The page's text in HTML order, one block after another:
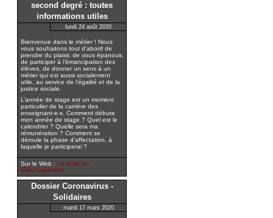
second degré : toutes
informations utiles
lundi 24 août 2020
Bienvenue dans le métier ! Nous
vous souhaitons tout d’abord de
prendre du plaisir, de vous épanouir,
de participer à l’émancipation des
élèves, de donner un sens à un
métier qui est aussi socialement
utile, au service de l’égalité et de la
justice sociale.
L’année de stage est un moment
particulier de la carrière des
enseignant-e-s. Comment débute
mon année de stage ? Quel est le
calendrier ? Quelle sera ma
rémunération ? Comment se
déroule la phase d’affectation, à
laquelle je participerai ?
Sur le Web : La suite en
téléchargement
Dossier Coronavirus -
Solidaires
mardi 17 mars 2020